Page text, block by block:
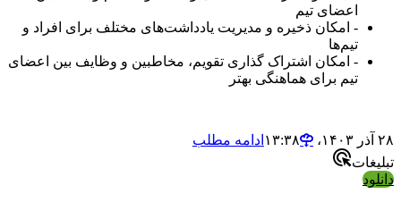
اعضای تیم
- امکان ذخیره و مدیریت یادداشت‌های مختلف برای افراد و
تیم‌ها
- امکان اشتراک گذاری تقویم، مخاطبین و وظایف بین اعضای
تیم برای هماهنگی بهتر
۲۸ آذر ۱۴۰۳،‏ ۱۳:۳۸
ادامه مطلب
تبلیغات
دانلود